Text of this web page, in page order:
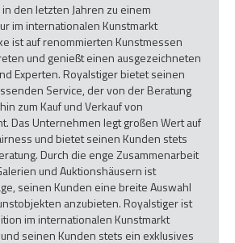
den letzten Jahren zu einem
im internationalen Kunstmarkt
ist auf renommierten Kunstmessen
und genießt einen ausgezeichneten
Experten. Royalstiger bietet seinen
Service, der von der Beratung
zum Kauf und Verkauf von
Das Unternehmen legt großen Wert auf
und bietet seinen Kunden stets
Durch die enge Zusammenarbeit
und Auktionshäusern ist
seinen Kunden eine breite Auswahl
anzubieten. Royalstiger ist
im internationalen Kunstmarkt
seinen Kunden stets ein exklusives